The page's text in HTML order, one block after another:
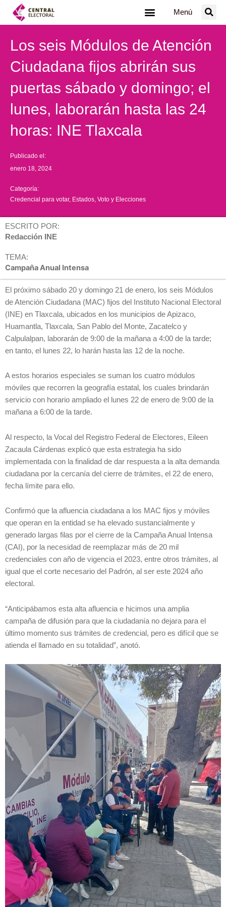
Menú
Los seis Módulos de Atención
Ciudadana fijos abrirán sus
puertas sábado y domingo; el
lunes, laborarán hasta las 24
horas: INE Tlaxcala
Publicado el:
enero 18, 2024
Categoría:
Credencial para votar, Estados Voto y Elecciones
ESCRITO POR:
Redacción INE
TEMA:
Campaña Anual Intensa
El próximo sábado 20 y domingo 21 de enero, los seis Módulos
de Atención Ciudadana (MAC) fijos del Instituto Nacional Electoral
(INE) en Tlaxcala, ubicados en los municipios de Apizaco,
Huamantla, Tlaxcala, San Pablo del Monte, Zacatelco y
Calpulalpan, laborarán de 9:00 de la mañana a 4:00 de la tarde;
en tanto, el lunes 22, lo harán hasta las 12 de la noche.
A estos horarios especiales se suman los cuatro módulos
móviles que recorren la geografía estatal, los cuales brindarán
servicio con horario ampliado el lunes 22 de enero de 9:00 de la
mañana a 6:00 de la tarde.
Al respecto, la Vocal del Registro Federal de Electores, Eileen
Zacaula Cárdenas explicó que esta estrategia ha sido
implementada con la finalidad de dar respuesta a la alta demanda
ciudadana por la cercanía del cierre de trámites, el 22 de enero,
fecha límite para ello.
Confirmó que la afluencia ciudadana a los MAC fijos y móviles
que operan en la entidad se ha elevado sustancialmente y
generado largas filas por el cierre de la Campaña Anual Intensa
(CAI), por la necesidad de reemplazar más de 20 mil
credenciales con año de vigencia el 2023, entre otros trámites, al
igual que el corte necesario del Padrón, al ser este 2024 año
electoral.
“Anticipábamos esta alta afluencia e hicimos una amplia
campaña de difusión para que la ciudadanía no dejara para el
último momento sus trámites de credencial, pero es difícil que se
atienda el llamado en su totalidad”, anotó.